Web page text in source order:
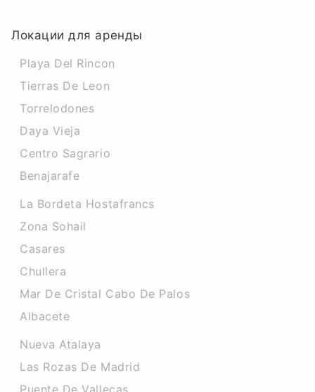
Локации для аренды
Playa Del Rincon
Tierras De Leon
Torrelodones
Daya Vieja
Centro Sagrario
Benajarafe
La Bordeta Hostafrancs
Zona Sohail
Casares
Chullera
Mar De Cristal Cabo De Palos
Albacete
Nueva Atalaya
Las Rozas De Madrid
Puente De Vallecas